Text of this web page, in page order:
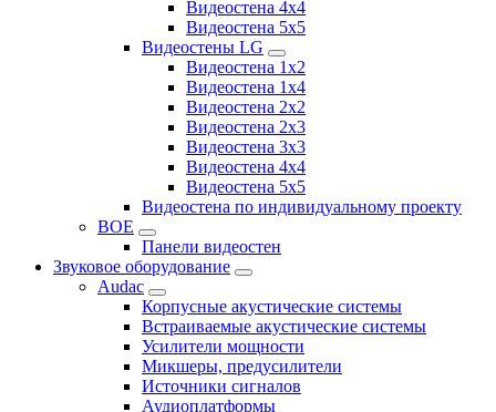
Видеостена 4x4
Видеостена 5x5
Видеостены LG
Видеостена 1x2
Видеостена 1x4
Видеостена 2x2
Видеостена 2x3
Видеостена 3x3
Видеостена 4x4
Видеостена 5x5
Видеостена по индивидуальному проекту
BOE
Панели видеостен
Звуковое оборудование
Audac
Корпусные акустические системы
Встраиваемые акустические системы
Усилители мощности
Микшеры, предусилители
Источники сигналов
Аудиоплатформы